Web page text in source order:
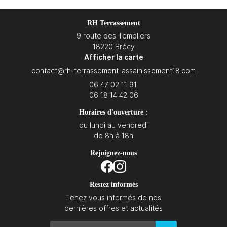
RH Terrassement
9 route des Templiers
18220 Brécy
Afficher la carte
06 47 02 11 91
06 18 14 42 06
Horaires d'ouverture :
du lundi au vendredi
de 8h à 18h
Rejoignez-nous
Restez informés
Tenez vous informés de nos
dernières offres et actualités